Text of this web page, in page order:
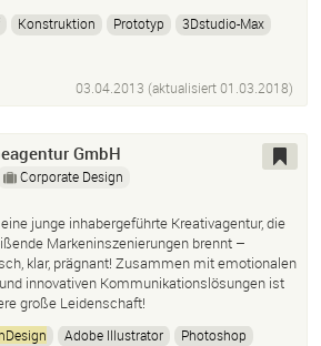
Konstruktion Prototyp
3Dstudio-Max
03.04.2013 (aktualisiert01.03.2018)
GmbH
Corporate Design
junge inhabergeführte Kreativagentur, die
Markeninszenierungen brennt –
klar, prägnant! Zusammen mit emotionalen
innovativen Kommunikationslösungen ist
große Leidenschaft!
Adobe Illustrator
Photoshop